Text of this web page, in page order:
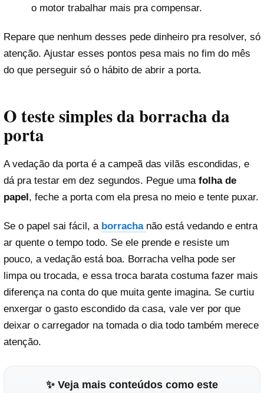
o motor trabalhar mais pra compensar.
Repare que nenhum desses pede dinheiro pra resolver, só
atenção. Ajustar esses pontos pesa mais no fim do mês
do que perseguir só o hábito de abrir a porta.
O teste simples da borracha da
porta
A vedação da porta é a campeã das vilãs escondidas, e
dá pra testar em dez segundos. Pegue uma folha de
papel, feche a porta com ela presa no meio e tente puxar.
Se o papel sai fácil, a borracha não está vedando e entra
ar quente o tempo todo. Se ele prende e resiste um
pouco, a vedação está boa. Borracha velha pode ser
limpa ou trocada, e essa troca barata costuma fazer mais
diferença na conta do que muita gente imagina. Se curtiu
enxergar o gasto escondido da casa, vale ver por que
deixar o carregador na tomada o dia todo também merece
atenção.
✨ Veja mais conteúdos como este